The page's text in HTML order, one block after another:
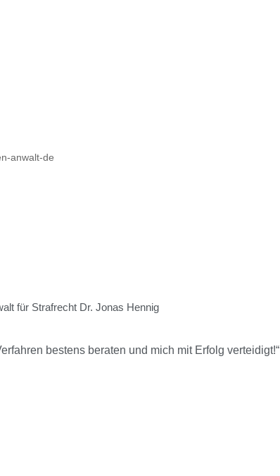
anwalt-de
für Strafrecht Dr. Jonas Hennig
bestens beraten und mich mit Erfolg verteidigt!“